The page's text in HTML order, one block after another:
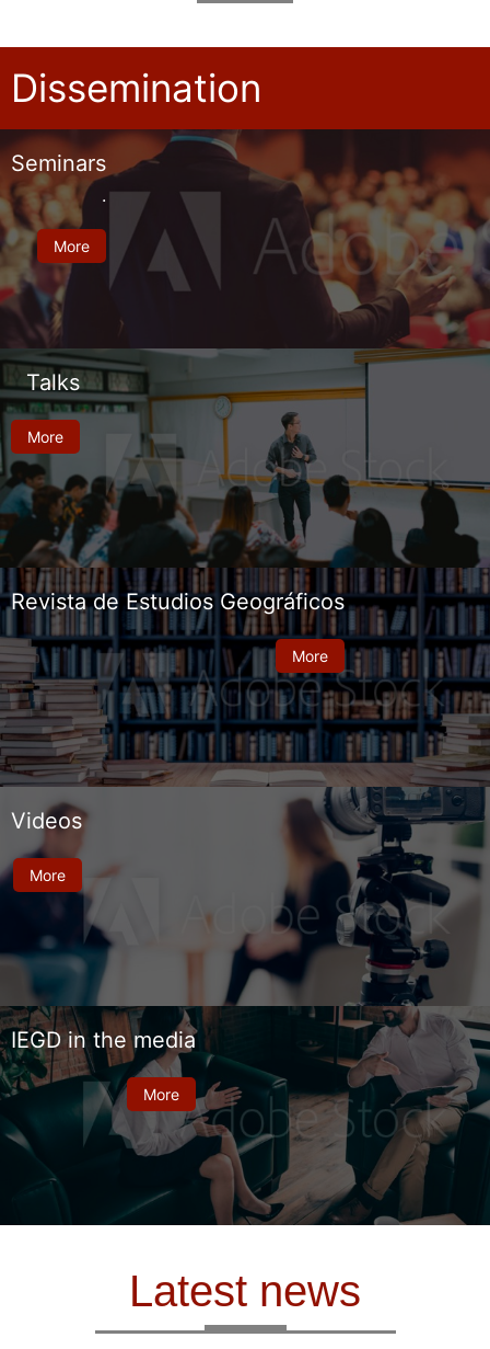
Dissemination
Seminars
.
More
Talks
More
Revista de Estudios Geográficos
More
Videos
More
IEGD in the media
More
Latest news